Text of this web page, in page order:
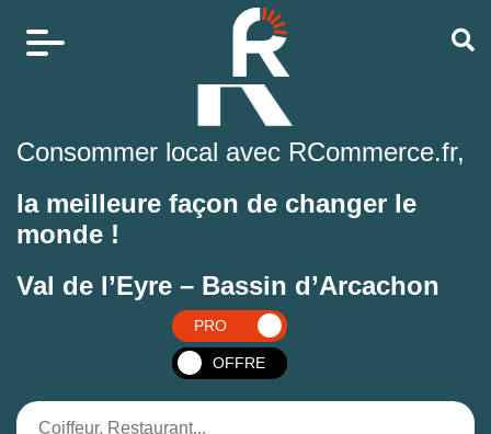
Consommer local avec RCommerce.fr,
la meilleure façon de changer le
monde !
Val de l’Eyre – Bassin d’Arcachon
PRO
OFFRE